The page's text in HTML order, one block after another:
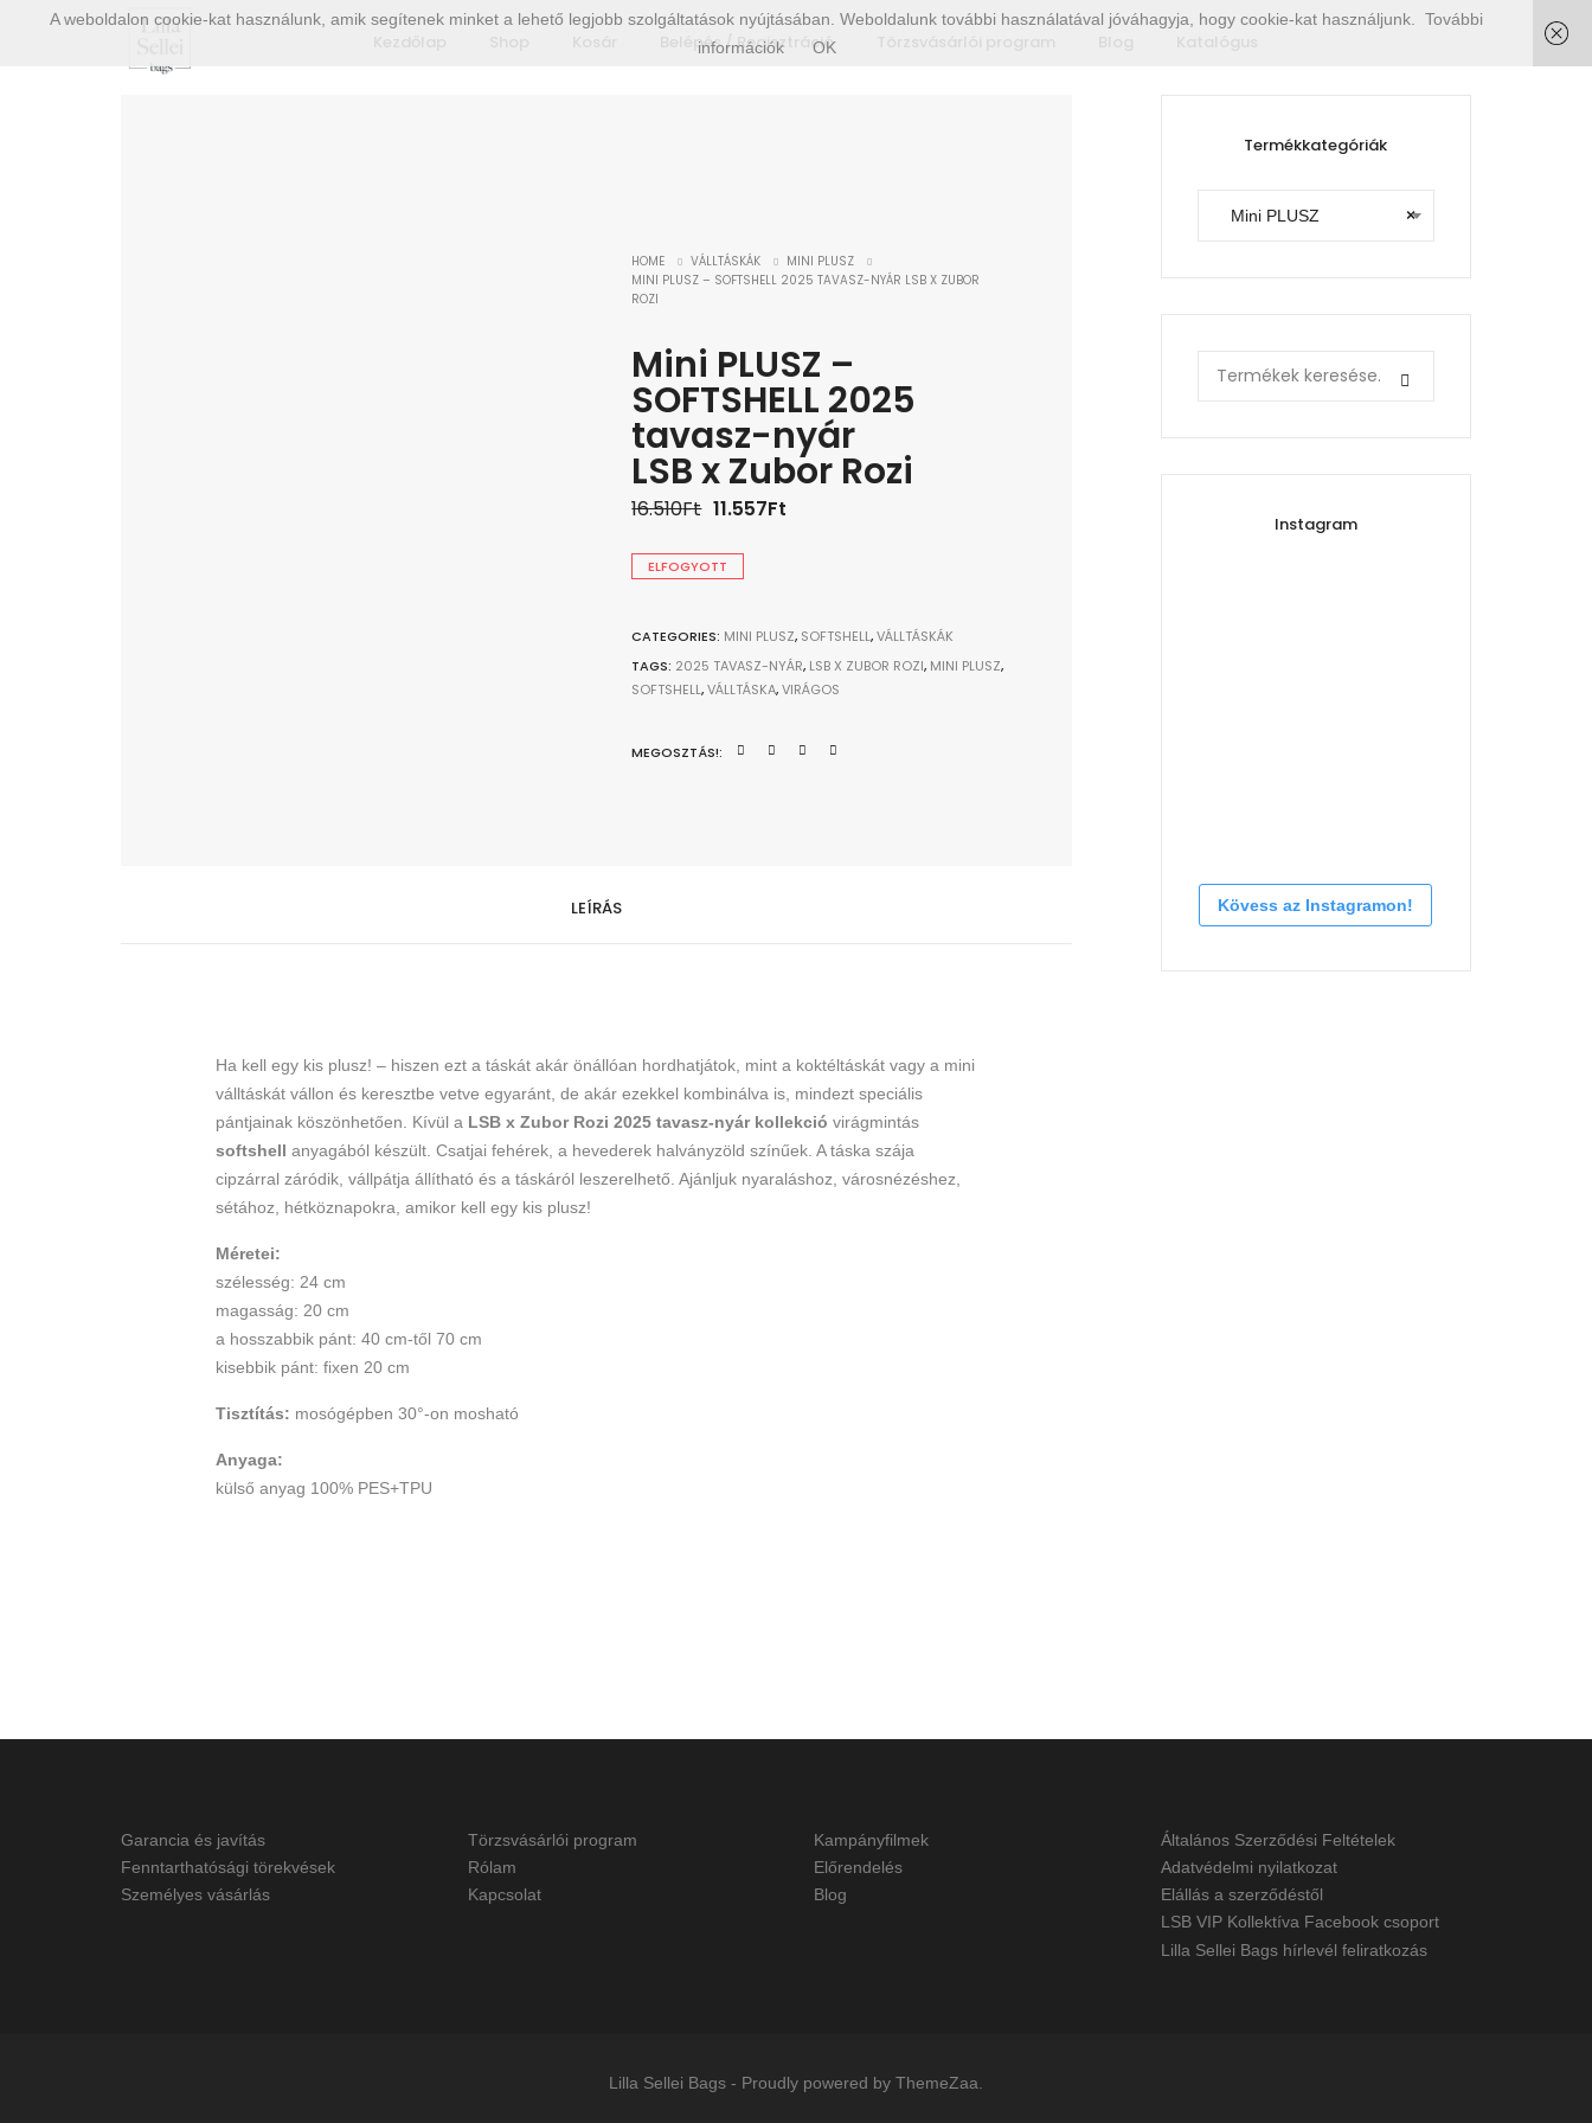
Belépés / Regisztráció
HOME VÁLLTÁSKÁK
MINI PLUSZ
MINI PLUSZ – SOFTSHELL 2025 TAVASZ-NYÁR LSB X ZUBOR
ROZI
Mini PLUSZ –
SOFTSHELL 2025
tavasz-nyár
LSB x Zubor Rozi
16.510Ft Original
was:
11.557Ft
ELFOGYOTT
CATEGORIES: MINI PLUSZ, SOFTSHELL,VÁLLTÁSKÁK
TAGS: 2025 TAVASZ-NYÁR, LSB X ZUBOR ROZI, MINI PLUSZ,
SOFTSHELL,VÁLLTÁSKA,VIRÁGOS
MEGOSZTÁS!:
LEÍRÁS
Ha kell egy kis plusz! – hiszen ezt a táskát akár önállóan hordhatjátok, mint a koktéltáskát vagy a mini
válltáskát vállon és keresztbe vetve egyaránt, de akár ezekkel kombinálva is, mindezt speciális
pántjainak köszönhetően. Kívül a LSB x Zubor Rozi 2025 tavasz-nyár kollekcióvirágmintás
softshellanyagából készült Csatjai fehérek, a hevederek halványzöld színűek. A táska szája
cipzárral záródik, vállpátja állítható és a táskáról leszerelhető.Ajánljuk nyaraláshoz, városnézéshez,
sétához, hétköznapokra, amikor kell egy kis plusz!
Méretei:
szélesség: 24 cm
magasság: 20 cm
a hosszabbik pánt: 40 cm-től 70 cm
kisebbik pánt: fixen 20 cm
Tisztítás: mosógépben 30°-on mosható
Anyaga:
külső anyag 100% PES+TPU
Termékkategóriák
×
Mini PLUSZ
for:
Instagram
Kövess az Instagramon!
Garancia és javítás
Fenntarthatósági törekvések
Személyes vásárlás
Törzsvásárlói program
Rólam
Kapcsolat
Kampányfilmek
Előrendelés
Blog
Általános Szerződési Feltételek
Adatvédelmi nyilatkozat
Elállás a szerződéstől
LSB VIP Kollektíva Facebook csoport
Lilla Sellei Bags hírlevél feliratkozás
Lilla Sellei Bags - Proudly powered by ThemeZaa.
A weboldalon cookie-kat használunk, amik segítenek minket a lehető legjobb szolgáltatások nyújtásában. Weboldalunk további használatával jóváhagyja, hogy cookie-kat használjunk.
További
információk
OK